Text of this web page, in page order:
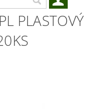
PLASTOVÝ